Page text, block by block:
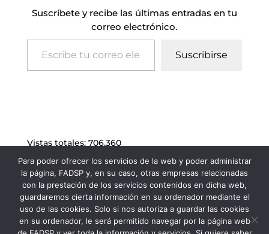
Suscríbete y recibe las últimas entradas en tu
correo electrónico.
Escribe tu correo electrónico…
Suscribirse
Vistas totales: 706.360
Para poder ofrecer los servicios de la web y poder administrar
la página, FADSP y, en su caso, otras empresas relacionadas
con la prestación de los servicios contenidos en dicha web,
guardaremos cierta información en su ordenador mediante el
uso de las cookies. Solo si nos autoriza a guardar las cookies
en su ordenador, le será permitido navegar por la página web